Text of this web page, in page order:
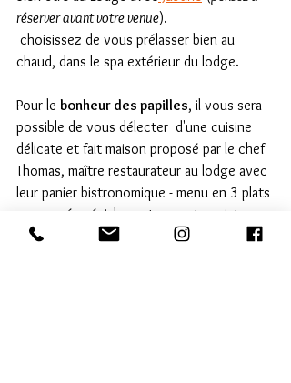
réserver avant votre venue).
chaud, dans le spa extérieur du lodge.
Pour le bonheur des papilles, il vous sera
possible de vous délecter  d'une cuisine
délicate et fait maison proposé par le chef
Thomas, maître restaurateur au lodge avec
leur panier bistronomique - menu en 3 plats
- proposé spécialement en partenariat avec
le chef.